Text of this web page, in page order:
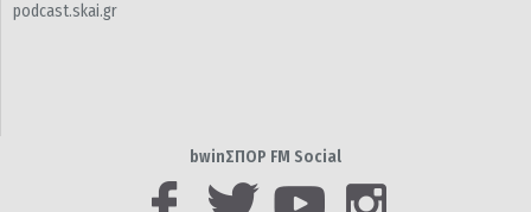
podcast.skai.gr
bwinΣΠΟΡ FM Social